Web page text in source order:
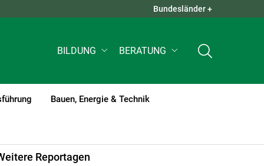
QUICK LINKS +
Bundesländer +
BILDUNG BERATUNG
Bauen, Energie & Technik
Reportagen